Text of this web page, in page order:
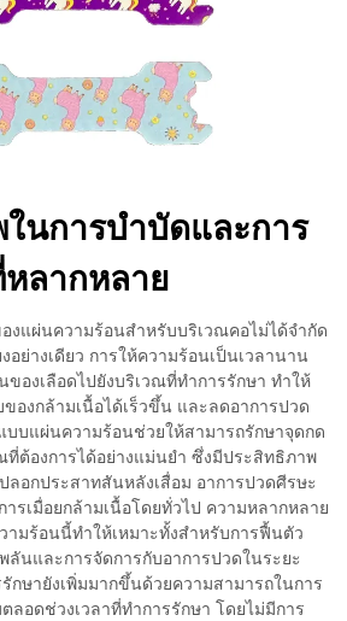
นการบำบัดและการ
ลากหลาย
งแผ่นความร้อนสำหรับบริเวณคอไม่ได้จำกัด
อย่างเดียว การให้ความร้อนเป็นเวลานาน
ของเลือดไปยังบริเวณที่ทำการรักษา ทำให้
องกล้ามเนื้อได้เร็วขึ้น และลดอาการปวด
บบแผ่นความร้อนช่วยให้สามารถรักษาจุดกด
ที่ต้องการได้อย่างแม่นยำ ซึ่งมีประสิทธิภาพ
ลอกประสาทสันหลังเสื่อม อาการปวดศีรษะ
ารเมื่อยกล้ามเนื้อโดยทั่วไป ความหลากหลาย
ามร้อนนี้ทำให้เหมาะทั้งสำหรับการฟื้นตัว
ลันและการจัดการกับอาการปวดในระยะ
กษายังเพิ่มมากขึ้นด้วยความสามารถในการ
อดช่วงเวลาที่ทำการรักษา โดยไม่มีการ